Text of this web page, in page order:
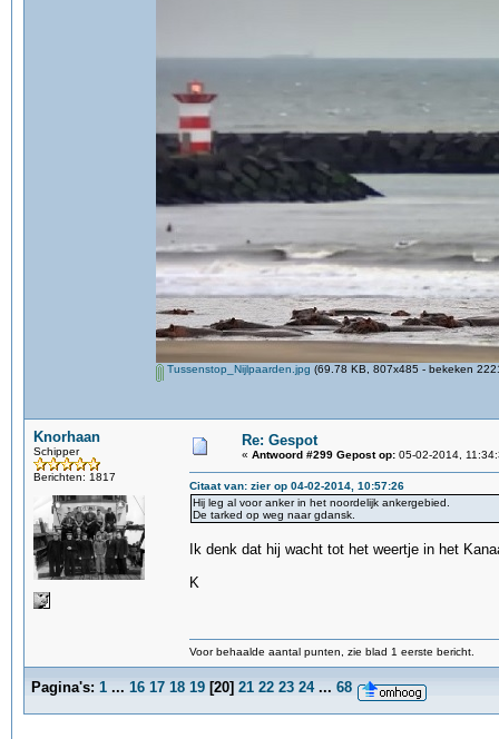
Tussenstop_Nijlpaarden.jpg (69.78 KB, 807x485 - bekeken
Knorhaan
Schipper
Berichten: 1817
Re: Gespot
« Antwoord #299 Gepost op: 05-02-2014,
Citaat van: zier op 04-02-2014, 10:57:26
Hij leg al voor anker in het noordelijk ankergebied.
De tarked op weg naar gdansk.
Ik denk dat hij wacht tot het weertje in het
K
Voor behaalde aantal punten, zie blad 1 eerste bericht.
Pagina's: 1 ... 16 17 18 19 [20] 21 22 23 24 ... 68